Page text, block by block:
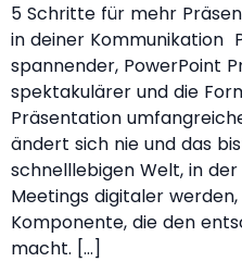
5 Schritte für mehr
in deiner Kommunikation
spannender, PowerPoint
spektakulärer und die
Präsentation
ändert sich nie und das
schnelllebigen Welt, in
Meetings digitaler
Komponente, die den
macht. […]